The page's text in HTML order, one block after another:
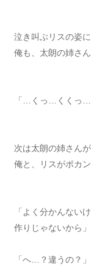
泣き叫ぶリスの姿に
俺も、太朗の姉さ
「…くっ…くくっ…
次は太朗の姉さん
俺と、リスがポカン
「よく分かんない
作りじゃないから」
「へ…？違うの？」